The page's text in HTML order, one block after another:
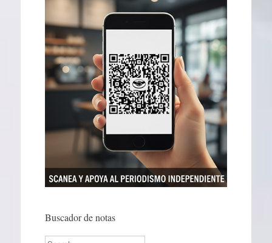
Buscador de notas